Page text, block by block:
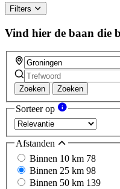
Filters
Vind hier de baan die
Zoeken Zoeken
Sorteer op
Afstanden
Binnen 10 km 78
Binnen 25 km 98
Binnen 50 km 139